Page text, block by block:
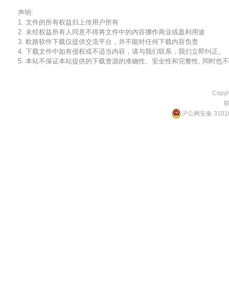
声明:
1. 文件的所有权益归上传用户所有
2. 未经权益所有人同意不得将文件中的内容挪作商业或盈利用途
3. 欧路软件下载仅提供交流平台，并不能对任何下载内容负责
4. 下载文件中如有侵权或不适当内容，请与我们联系，我们立即纠正。
5. 本站不保证本站提供的下载资源的准确性、安全性和完整性, 同时也
沪公网安备